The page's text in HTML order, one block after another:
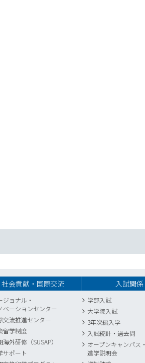
社会貢献・国際交流
ジョナル・
ベーションセンター
交流推進センター
留学制度
海外研修（SUSAP）
サポート
入試関係
学部入試
大学院入試
3年次編入学
入試統計 ・ 過去問
オープンキャンパス・
進学説明会